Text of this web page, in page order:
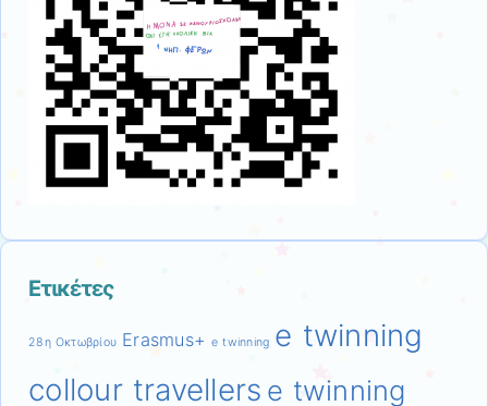
Ετικέτες
28η Οκτωβρίου Erasmus+ e twinning e twinning
collour travellers e twinning